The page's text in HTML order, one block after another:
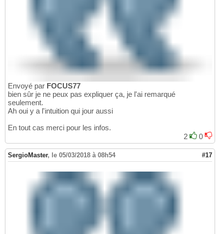
Envoyé par FOCUS77
bien sûr je ne peux pas expliquer ça, je l'ai remarqué
seulement.
Ah oui y a l'intuition qui jour aussi
En tout cas merci pour les infos.
2
0
SergioMaster, le 05/03/2018 à 08h54 #17